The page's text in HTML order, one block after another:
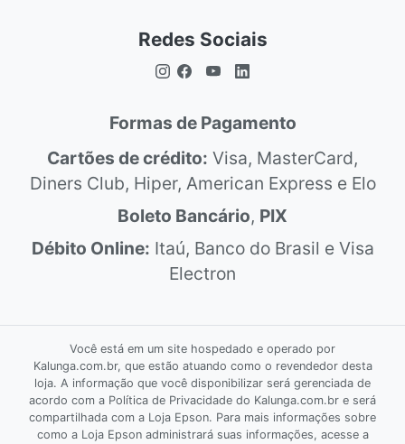
Redes Sociais
Formas de Pagamento
Cartões de crédito: Visa, MasterCard,
Diners Club, Hiper, American Express e Elo
Boleto Bancário, PIX
Débito Online: Itaú, Banco do Brasil e Visa
Electron
Você está em um site hospedado e operado por
Kalunga.com.br, que estão atuando como o revendedor desta
loja. A informação que você disponibilizar será gerenciada de
acordo com a Política de Privacidade do Kalunga.com.br e será
compartilhada com a Loja Epson. Para mais informações sobre
como a Loja Epson administrará suas informações, acesse a